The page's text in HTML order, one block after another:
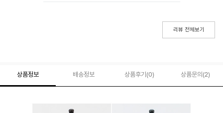
리뷰 전체보기
상품정보 배송정보 상품후기(0) 상품문의 (2)